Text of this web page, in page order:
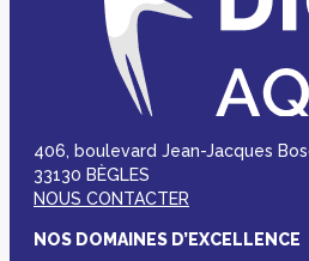
406, boulevard Jean-Jacques
33130 BÈGLES
NOUS CONTACTER
NOS DOMAINES D’EXCELLENCE